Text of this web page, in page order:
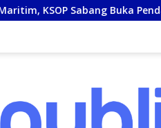
Pelatihan SKK